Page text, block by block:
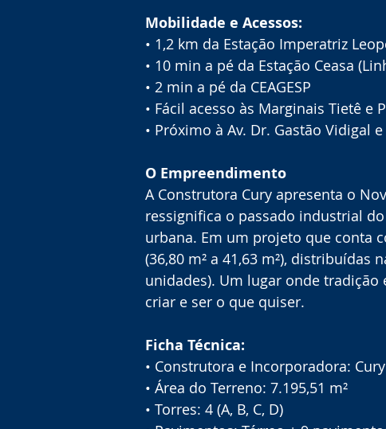
Mobilidade e Acessos:
• 1,2 km da Estação Imperatriz
• 10 min a pé da Estação Ceasa
• 2 min a pé da CEAGESP
• Fácil acesso às Marginais Tietê e
• Próximo à Av. Dr. Gastão Vidigal
O Empreendimento
A Construtora Cury apresenta o
ressignifica o passado industrial
urbana. Em um projeto que conta
(36,80 m² a 41,63 m²), distribuídas
unidades). Um lugar onde
criar e ser o que quiser.
Ficha Técnica:
• Construtora e Incorporadora:
• Área do Terreno: 7.195,51 m²
• Torres: 4 (A, B, C, D)